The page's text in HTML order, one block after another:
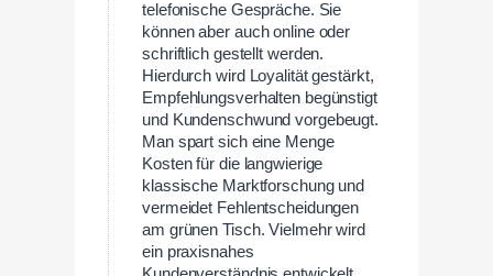
telefonische Gespräche. Sie
können aber auch online oder
schriftlich gestellt werden.
Hierdurch wird Loyalität gestärkt,
Empfehlungsverhalten begünstigt
und Kundenschwund vorgebeugt.
Man spart sich eine Menge
Kosten für die langwierige
klassische Marktforschung und
vermeidet Fehlentscheidungen
am grünen Tisch. Vielmehr wird
ein praxisnahes